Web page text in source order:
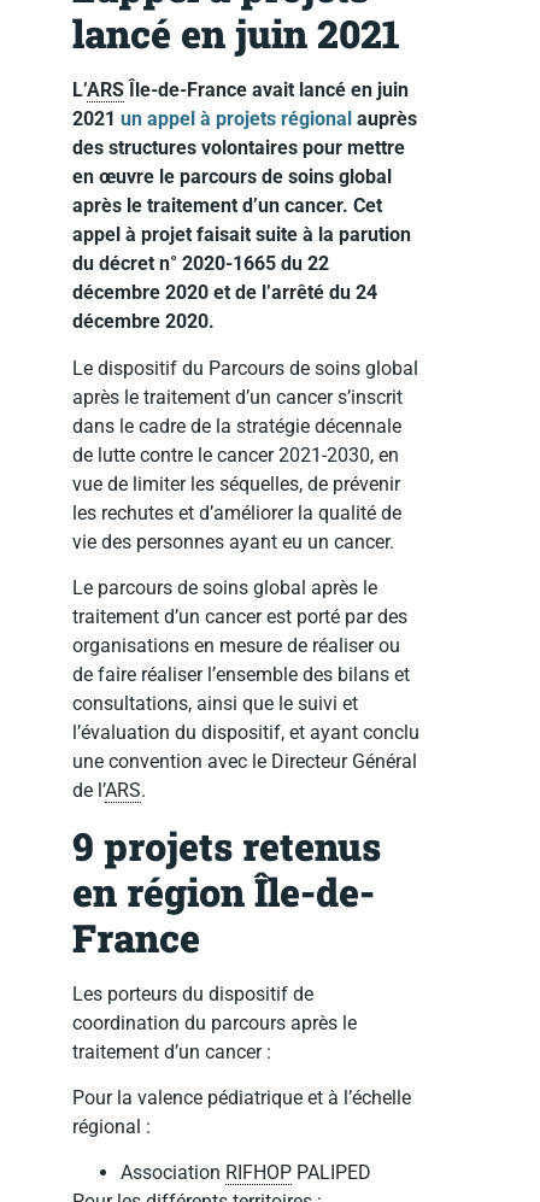
lancé en juin 2021
L’ARS Île-de-France avait lancé en juin
2021 un appel à projets régional auprès
des structures volontaires pour mettre
en œuvre le parcours de soins global
après le traitement d’un cancer. Cet
appel à projet faisait suite à la parution
du décret n° 2020-1665 du 22
décembre 2020 et de l’arrêté du 24
décembre 2020.
Le dispositif du Parcours de soins global
après le traitement d’un cancer s’inscrit
dans le cadre de la stratégie décennale
de lutte contre le cancer 2021-2030, en
vue de limiter les séquelles, de prévenir
les rechutes et d’améliorer la qualité de
vie des personnes ayant eu un cancer.
Le parcours de soins global après le
traitement d’un cancer est porté par des
organisations en mesure de réaliser ou
de faire réaliser l’ensemble des bilans et
consultations, ainsi que le suivi et
l’évaluation du dispositif, et ayant conclu
une convention avec le Directeur Général
de l’ARS.
9 projets retenus
en région Île-de-
France
Les porteurs du dispositif de
coordination du parcours après le
traitement d’un cancer :
Pour la valence pédiatrique et à l’échelle
régional :
Association RIFHOP PALIPED